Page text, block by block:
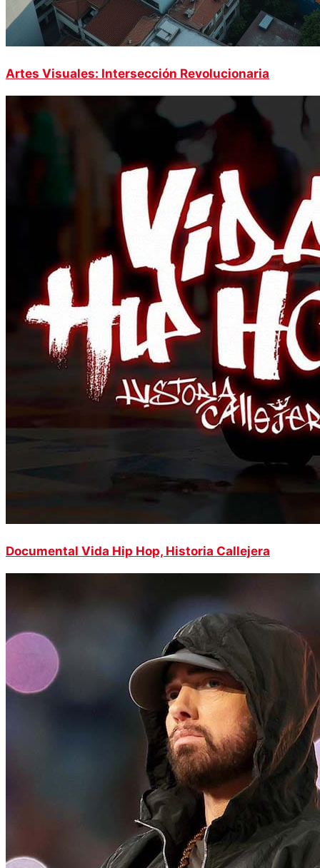
Artes Visuales: Intersección Revolucionaria
Documental Vida Hip Hop, Historia Callejera